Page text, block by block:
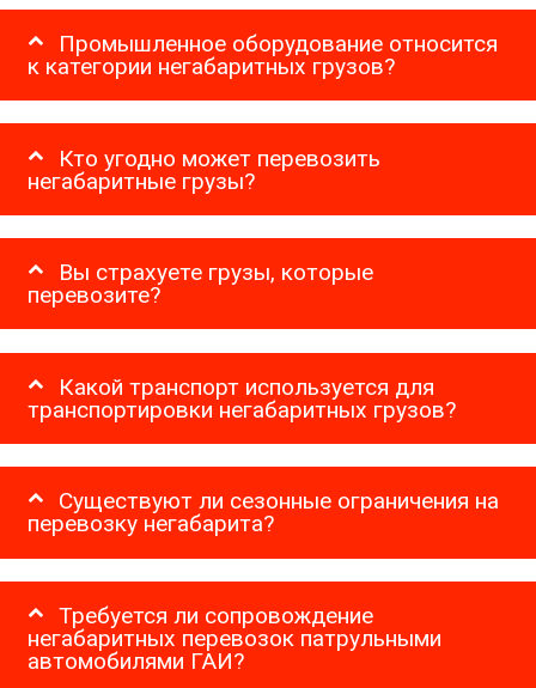
Промышленное оборудование относится
к категории негабаритных грузов?
Кто угодно может перевозить
негабаритные грузы?
Вы страхуете грузы, которые
перевозите?
Какой транспорт используется для
транспортировки негабаритных грузов?
Существуют ли сезонные ограничения на
перевозку негабарита?
Требуется ли сопровождение
негабаритных перевозок патрульными
автомобилями ГАИ?